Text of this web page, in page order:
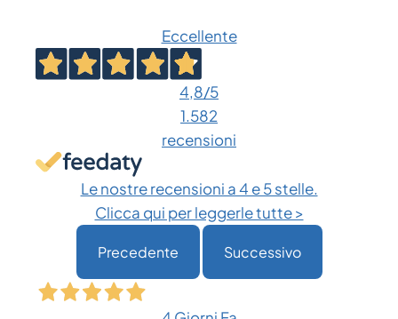
Eccellente
4,8/5
1.582
recensioni
Le nostre recensioni a 4 e 5 stelle.
Clicca qui per leggerle tutte >
Precedente Successivo